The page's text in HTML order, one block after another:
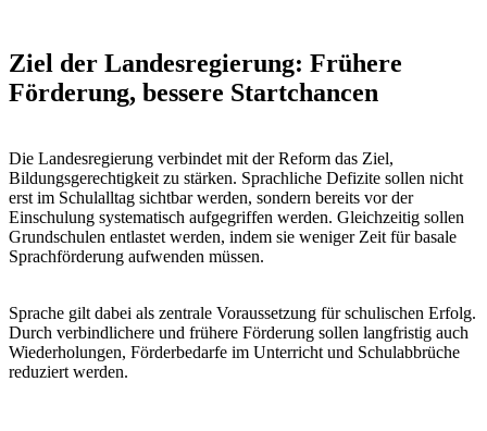
Ziel der Landesregierung: Frühere
Förderung, bessere Startchancen
Die Landesregierung verbindet mit der Reform das Ziel,
Bildungsgerechtigkeit zu stärken. Sprachliche Defizite sollen nicht
erst im Schulalltag sichtbar werden, sondern bereits vor der
Einschulung systematisch aufgegriffen werden. Gleichzeitig sollen
Grundschulen entlastet werden, indem sie weniger Zeit für basale
Sprachförderung aufwenden müssen.
Sprache gilt dabei als zentrale Voraussetzung für schulischen Erfolg.
Durch verbindlichere und frühere Förderung sollen langfristig auch
Wiederholungen, Förderbedarfe im Unterricht und Schulabbrüche
reduziert werden.